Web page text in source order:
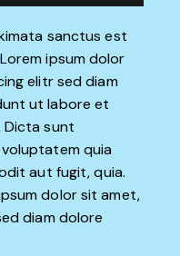
sanctus est
ipsum dolor
elitr sed diam
ut labore et
Dicta sunt
voluptatem quia
aut fugit, quia.
dolor sit amet,
diam dolore